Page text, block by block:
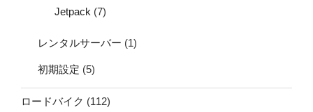
Jetpack (7)
レンタルサーバー (1)
初期設定 (5)
ロードバイク (112)